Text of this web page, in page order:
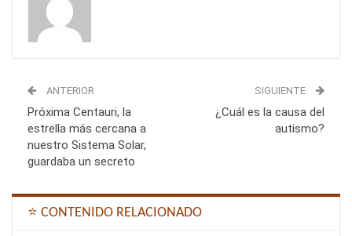
ANTERIOR
Próxima Centauri, la
estrella más cercana a
nuestro Sistema Solar,
guardaba un secreto
SIGUIENTE
¿Cuál es la causa del
autismo?
⭐ CONTENIDO RELACIONADO